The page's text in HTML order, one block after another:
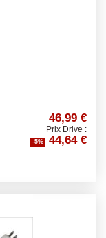
46,99 €
Prix Drive :
-5% 44,64 €